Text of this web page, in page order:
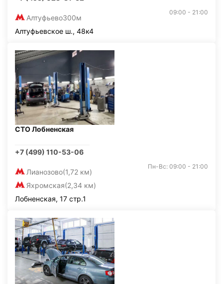
Алтуфьево300м
09:00 - 21:00
Алтуфьевское ш., 48к4
СТО Лобненская
+7 (499) 110-53-06
Лианозово(1,72 км)
Яхромская(2,34 км)
Пн-Вс: 09:00 - 21:00
Лобненская, 17 стр.1